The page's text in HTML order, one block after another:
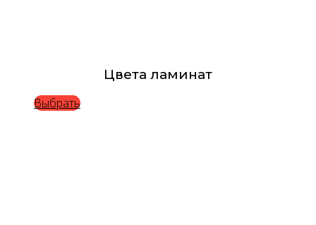
Цвета ламинат
Выбрать